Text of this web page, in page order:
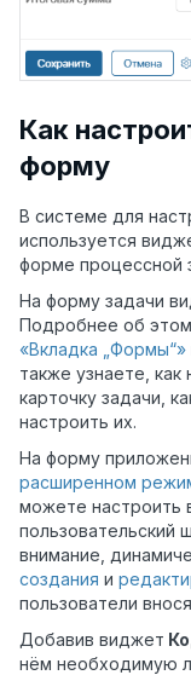
Как
форму
В системе для
используется
форме процессной
На форму задачи
Подробнее об
«Вкладка „Формы“»
также узнаете,
карточку задачи,
настроить их.
На форму
расширенном
можете настроить
пользовательский
внимание,
создания и
пользователи
Добавив виджет
нём необходимую